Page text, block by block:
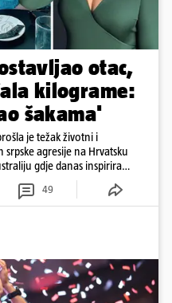
otac,
kilograme:
šakama'
je težak životni i
agresije na Hrvatsku
gdje danas inspirira
49